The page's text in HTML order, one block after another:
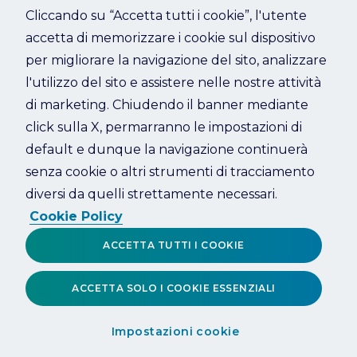
Refresh
Cliccando su “Accetta tutti i cookie”, l'utente
accetta di memorizzare i cookie sul dispositivo
per migliorare la navigazione del sito, analizzare
l'utilizzo del sito e assistere nelle nostre attività
di marketing. Chiudendo il banner mediante
click sulla X, permarranno le impostazioni di
default e dunque la navigazione continuerà
senza cookie o altri strumenti di tracciamento
diversi da quelli strettamente necessari.
Cookie Policy
Impostazioni cookie
ACCETTA SOLO I COOKIE ESSENZIALI
ACCETTA TUTTI I COOKIE